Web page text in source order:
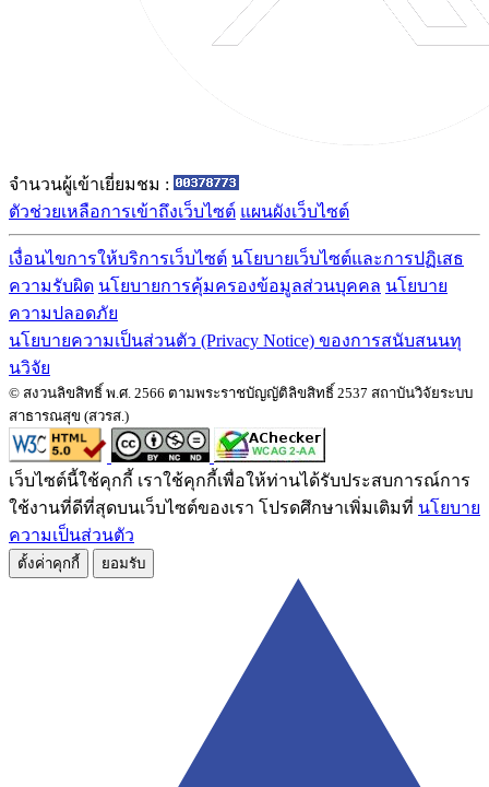
จำนวนผู้เข้าเยี่ยมชม :
ตัวช่วยเหลือการเข้าถึงเว็บไซต์ แผนผังเว็บไซต์
เงื่อนไขการให้บริการเว็บไซต์ นโยบายเว็บไซต์และการปฏิเสธ
ความรับผิด นโยบายการคุ้มครองข้อมูลส่วนบุคคล นโยบาย
ความปลอดภัย
นโยบายความเป็นส่วนตัว (Privacy Notice) ของการสนับสนนทุ
นวิจัย
© สงวนลิขสิทธิ์ พ.ศ. 2566 ตามพระราชบัญญัติลิขสิทธิ์ 2537 สถาบันวิจัยระบบ
สาธารณสุข (สวรส.)
เว็บไซต์นี้ใช้คุกกี้ เราใช้คุกกี้เพื่อให้ท่านได้รับประสบการณ์การ
ใช้งานที่ดีที่สุดบนเว็บไซต์ของเรา โปรดศึกษาเพิ่มเติมที่ นโยบาย
ความเป็นส่วนตัว
ตั้งค่่าคุกกี้ ยอมรับ